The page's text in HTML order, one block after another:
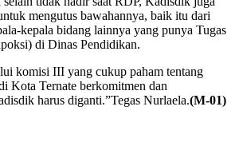
mengutus bawahannya, baik itu dari
kepala bidang lainnya yang punya Tugas
di Dinas Pendidikan.
komisi III yang cukup paham tentang
Kota Ternate berkomitmen dan
harus diganti.”Tegas Nurlaela.(M-01)